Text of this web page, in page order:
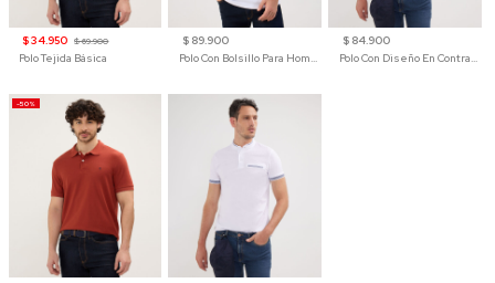
$ 34.950 $ 69.900
Polo Tejida Básica
$ 89.900
Polo Con Bolsillo Para Hombre
$ 84.900
Polo Con Diseño En Contraste
-50%